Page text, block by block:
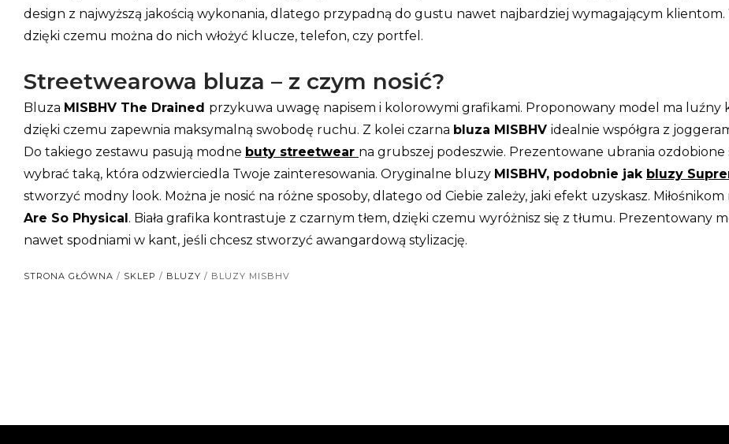
design z najwyższą jakością wykonania, dlatego przypadną do gustu nawet najbardziej wymagającym klientom.
dzięki czemu można do nich włożyć klucze, telefon, czy portfel.
Streetwearowa bluza – z czym nosić?
Bluza MISBHV The Drained przykuwa uwagę napisem i kolorowymi grafikami. Proponowany model ma
dzięki czemu zapewnia maksymalną swobodę ruchu. Z kolei czarna bluza MISBHV idealnie współgra z
Do takiego zestawu pasują modne buty streetwear na grubszej podeszwie. Prezentowane ubrania
wybrać taką, która odzwierciedla Twoje zainteresowania. Oryginalne bluzy MISBHV, podobnie jak bluzy
stworzyć modny look. Można je nosić na różne sposoby, dlatego od Ciebie zależy, jaki efekt uzyskasz.
Are So Physical. Biała grafika kontrastuje z czarnym tłem, dzięki czemu wyróżnisz się z tłumu. Prezentowany
nawet spodniami w kant, jeśli chcesz stworzyć awangardową stylizację.
STRONA GŁÓWNA / SKLEP / BLUZY / BLUZY MISBHV